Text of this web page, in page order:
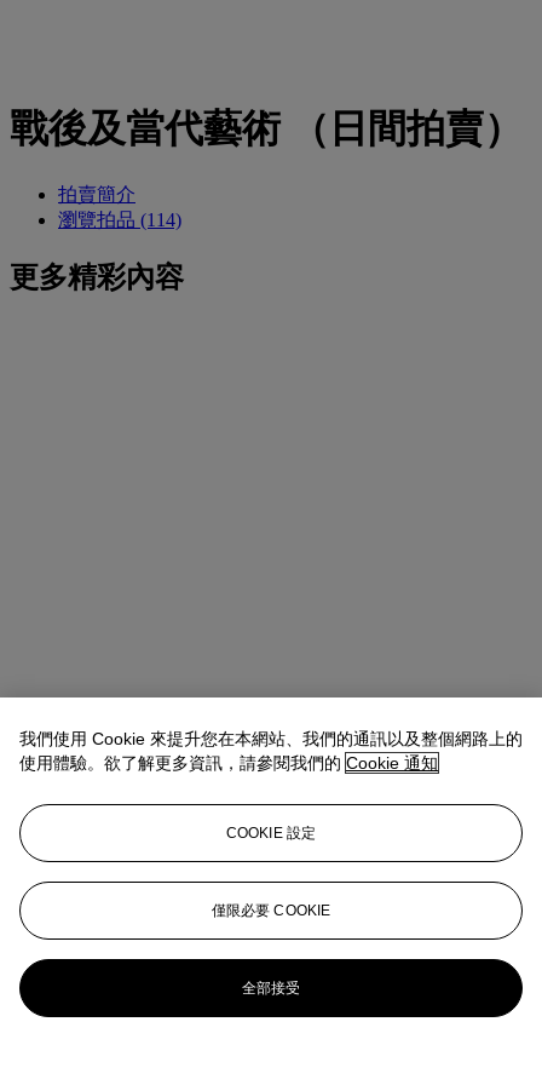
戰後及當代藝術 （日間拍賣）
拍賣簡介
瀏覽拍品 (114)
更多精彩內容
我們使用 Cookie 來提升您在本網站、我們的通訊以及整個網路上的
使用體驗。欲了解更多資訊，請參閱我們的 Cookie 通知
COOKIE 設定
僅限必要 COOKIE
全部接受